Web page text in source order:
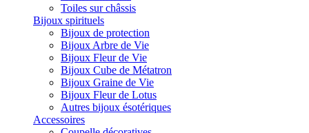
Toiles sur châssis
Bijoux spirituels
Bijoux de protection
Bijoux Arbre de Vie
Bijoux Fleur de Vie
Bijoux Cube de Métatron
Bijoux Graine de Vie
Bijoux Fleur de Lotus
Autres bijoux ésotériques
Accessoires